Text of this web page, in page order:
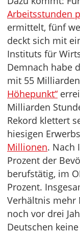
Arbeitsstunden
ermittelt, fünf
deckt sich mit
Instituts für
Demnach habe
mit 55
Höhepunkt“
Milliarden
Rekord klettert
hiesigen
Millionen. Nach
Prozent der
berufstätig, im
Prozent.
Verhältnis mehr
noch vor drei
Deutschen